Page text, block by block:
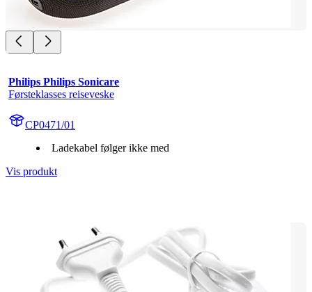
Philips Philips Sonicare
Førsteklasses reiseveske
CP0471/01
Ladekabel følger ikke med
Vis produkt